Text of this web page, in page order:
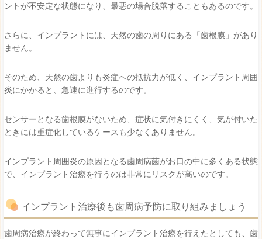
ントが不安定な状態になり、最悪の場合脱落することもあるのです。
さらに、インプラントには、天然の歯の周りにある「歯根膜」があり
ません。
そのため、天然の歯よりも炎症への抵抗力が低く、インプラント周囲
炎にかかると、急速に進行するのです。
センサーとなる歯根膜がないため、症状に気付きにくく、気が付いた
ときには重症化しているケースも少なくありません。
インプラント周囲炎の原因となる歯周病菌がお口の中に多くある状態
で、インプラント治療を行うのは非常にリスクが高いのです。
インプラント治療後も歯周病予防に取り組みましょう
歯周病治療が終わって無事にインプラント治療を行えたとしても、歯